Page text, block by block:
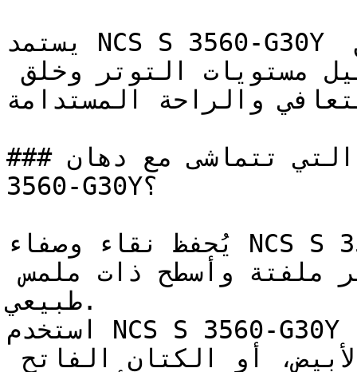
يستمد NCS S 3560-G30Y قوته من الارتباط العميق
والراحة المستدامة.
### ما هي تدرجات الألوان التي تتماشى مع دهان NCS S
3560-G30Y؟
يُحفظ نقاء وصفاء NCS S 3560-G30Y على أفضل وجه عند
إحاطته بخلفيات هادئة وغير ملفتة وأسطح ذات ملمس
طبيعي.
استخدم NCS S 3560-G30Y مع الخرسانة الخام